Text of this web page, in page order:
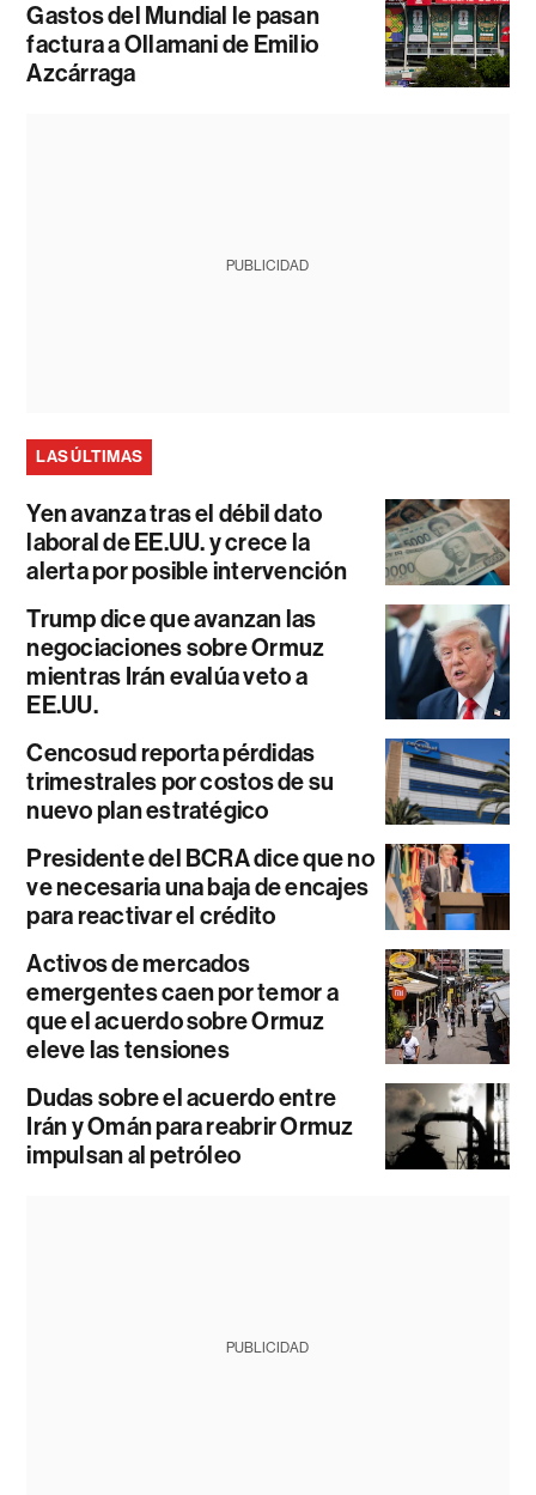
Gastos del Mundial le pasan
factura a Ollamani de Emilio
Azcárraga
PUBLICIDAD
LAS ÚLTIMAS
Yen avanza tras el débil dato
laboral de EE.UU. y crece la
alerta por posible intervención
Trump dice que avanzan las
negociaciones sobre Ormuz
mientras Irán evalúa veto a
EE.UU.
Cencosud reporta pérdidas
trimestrales por costos de su
nuevo plan estratégico
Presidente del BCRA dice que no
ve necesaria una baja de encajes
para reactivar el crédito
Activos de mercados
emergentes caen por temor a
que el acuerdo sobre Ormuz
eleve las tensiones
Dudas sobre el acuerdo entre
Irán y Omán para reabrir Ormuz
impulsan al petróleo
PUBLICIDAD